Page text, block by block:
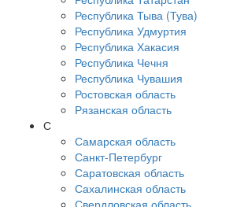
Республика Тыва (Тува)
Республика Удмуртия
Республика Хакасия
Республика Чечня
Республика Чувашия
Ростовская область
Рязанская область
С
Самарская область
Санкт-Петербург
Саратовская область
Сахалинская область
Свердловская область